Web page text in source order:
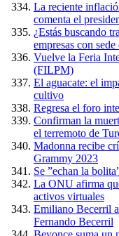
La reciente
comenta el
¿Estás buscando
empresas con
Vuelve la Feria
(FILPM)
El aguacate: el
cultivo
Regresa el foro
Confirman la
el terremoto de
Madonna recibe
Grammy 2023
Se ”echan la
La ONU afirma
activos virtuales
Emiliano Becerril
Fernando Becerril